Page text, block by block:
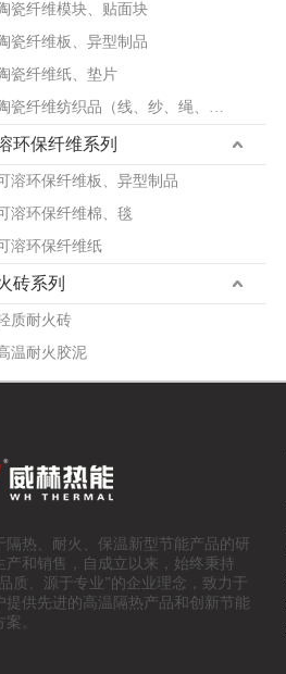
瓷纤维模块、贴面块
瓷纤维板、异型制品
瓷纤维纸、垫片
陶瓷纤维纺织品（线、纱、绳、布）
环保纤维系列
溶环保纤维板、异型制品
溶环保纤维棉、毯
溶环保纤维纸
砖系列
质耐火砖
温耐火胶泥
隔热、耐火、保温 新型节能产品的研
产和销售，自成立以来，始终秉持
质、源于专业”的企业理念，致力于
提供先进的高温隔热产品和创新节能
。